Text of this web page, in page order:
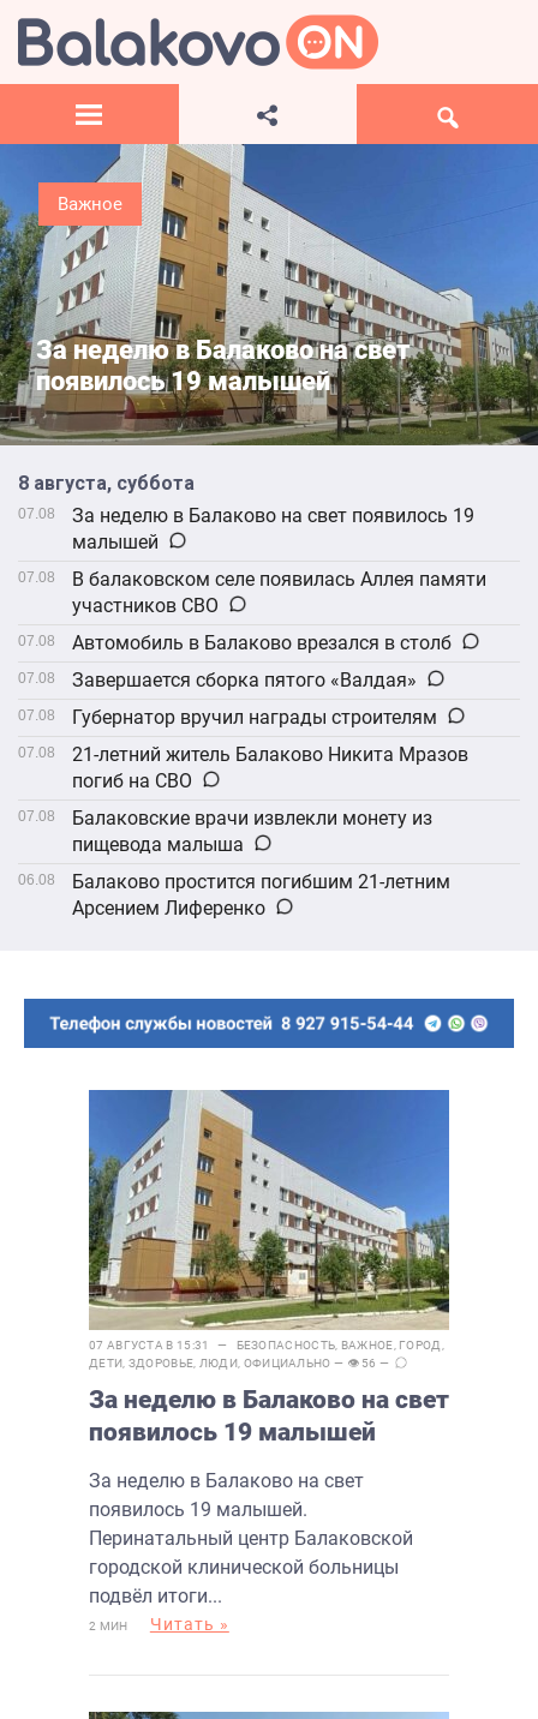
Важное
В балаковском селе появилась Аллея
памяти участников СВО
8 августа, суббота
07.08
За неделю в Балаково на свет появилось 19
малышей
07.08
В балаковском селе появилась Аллея памяти
участников СВО
07.08 Автомобиль в Балаково врезался в столб
07.08 Завершается сборка пятого «Валдая»
07.08 Губернатор вручил награды строителям
07.08
21-летний житель Балаково Никита Мразов
погиб на СВО
07.08
Балаковские врачи извлекли монету из
пищевода малыша
06.08
Балаково простится погибшим 21-летним
Арсением Лиференко
07 АВГУСТА В 15:31 — БЕЗОПАСНОСТЬ ВАЖНОЕ ГОРОД
ДЕТИ ЗДОРОВЬЕ ЛЮДИ ОФИЦИАЛЬНО — 👁 56 —
За неделю в Балаково на свет
появилось 19 малышей
За неделю в Балаково на свет
появилось 19 малышей.
Перинатальный центр Балаковской
городской клинической больницы
подвёл итоги...
2 МИН Читать »